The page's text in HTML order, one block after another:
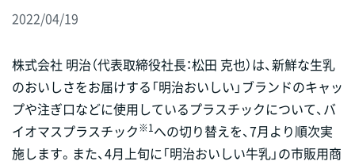
2022/04/19
株式会社 明治（代表取締役社長：松田 克也）は、新鮮な生乳
のおいしさをお届けする「明治おいしい」ブランドのキャッ
プや注ぎ口などに使用しているプラスチックについて、バ
イオマスプラスチック※1への切り替えを、7月より順次実
施します。また、4月上旬に「明治おいしい牛乳」の市販用商